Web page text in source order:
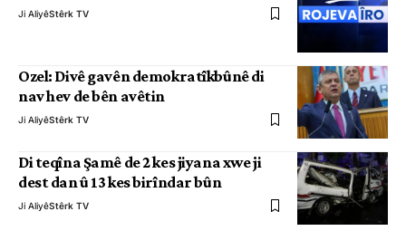
Ji AliyêStêrk TV
Ozel: Divê gavên demokratîkbûnê di
nav hev de bên avêtin
Ji AliyêStêrk TV
Di teqîna Şamê de 2 kes jiyana xwe ji
dest dan û 13 kes birîndar bûn
Ji AliyêStêrk TV